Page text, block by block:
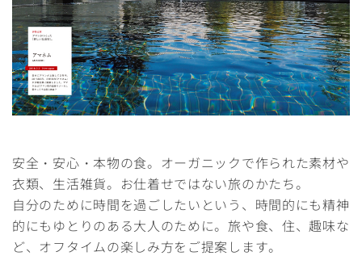
安全・安心・本物の食。オーガニックで作られた素材や
衣類、生活雑貨。お仕着せではない旅のかたち。
自分のために時間を過ごしたいという、時間的にも精神
的にもゆとりのある大人のために。旅や食、住、趣味な
ど、オフタイムの楽しみ方をご提案します。